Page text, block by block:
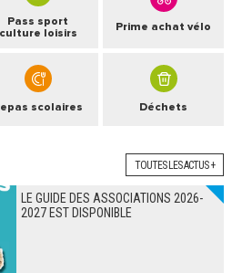
Pass sport
culture loisirs
Prime achat vélo
scolaires Déchets
TOUTES LES ACTUS +
LE GUIDE DES ASSOCIATIONS 2026-
2027 EST DISPONIBLE